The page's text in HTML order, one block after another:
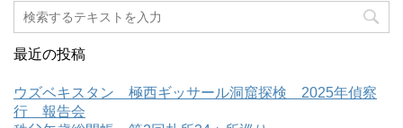
最近の投稿
ウズベキスタン 極西ギッサール洞窟探検 2025年偵察
行 報告会